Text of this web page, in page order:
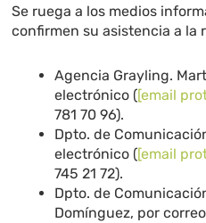
Se ruega a los medios
confirmen su asistencia a la
Agencia Grayling.
electrónico ([email
781 70 96).
Dpto. de
electrónico ([email
745 21 72).
Dpto. de
Domínguez, por